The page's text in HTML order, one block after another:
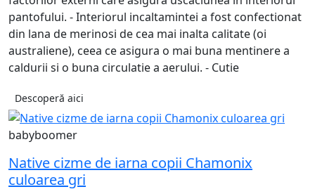
pantofului. - Interiorul incaltamintei a fost confectionat
din lana de merinosi de cea mai inalta calitate (oi
australiene), ceea ce asigura o mai buna mentinere a
caldurii si o buna circulatie a aerului. - Cutie
Descoperă aici
babyboomer
Native cizme de iarna copii Chamonix
culoarea gri